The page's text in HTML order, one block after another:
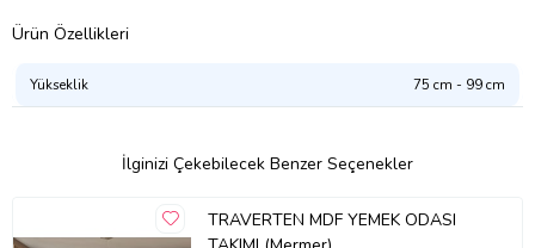
Ürün Özellikleri
Yükseklik 75 cm - 99 cm
İlginizi Çekebilecek Benzer Seçenekler
TRAVERTEN MDF YEMEK ODASI